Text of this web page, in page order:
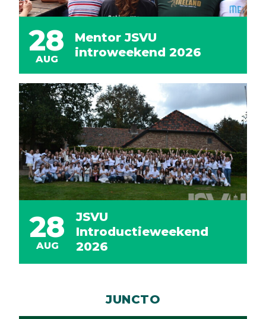
Mentor JSVU
introweekend 2026
28
AUG
JSVU
Introductieweekend
2026
28
AUG
JUNCTO